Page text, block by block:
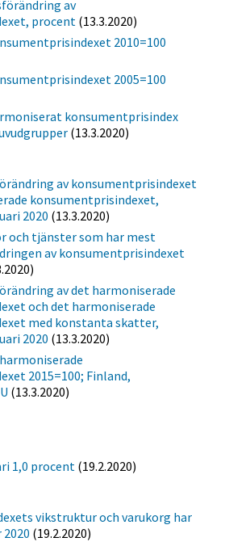
av
procent (13.3.2020)
2010=100
2005=100
konsumentprisindex
(13.3.2020)
av konsumentprisindexet
konsumentprisindexet,
2020 (13.3.2020)
och tjänster som har mest
av konsumentprisindexet
av det harmoniserade
och det harmoniserade
med konstanta skatter,
2020 (13.3.2020)
2015=100; Finland,
(13.3.2020)
1,0 procent (19.2.2020)
vikstruktur och varukorg har
(19.2.2020)